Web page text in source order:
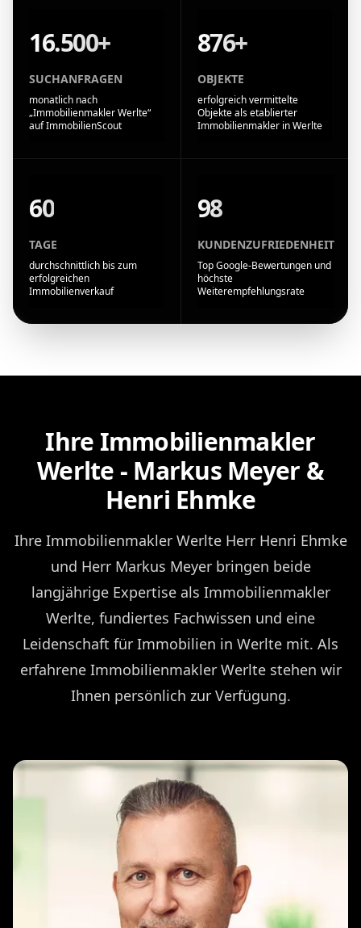
16.500+
SUCHANFRAGEN
monatlich nach
„Immobilienmakler Werlte“
auf ImmobilienScout
876+
OBJEKTE
erfolgreich vermittelte
Objekte als etablierter
Immobilienmakler in Werlte
60
TAGE
durchschnittlich bis zum
erfolgreichen
Immobilienverkauf
98
KUNDENZUFRIEDENHEIT
Top Google-Bewertungen und
höchste
Weiterempfehlungsrate
Ihre Immobilienmakler
Werlte - Markus Meyer &
Henri Ehmke
Ihre Immobilienmakler Werlte Herr Henri Ehmke
und Herr Markus Meyer bringen beide
langjährige Expertise als Immobilienmakler
Werlte, fundiertes Fachwissen und eine
Leidenschaft für Immobilien in Werlte mit. Als
erfahrene Immobilienmakler Werlte stehen wir
Ihnen persönlich zur Verfügung.